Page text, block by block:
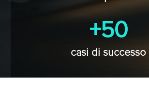
+50
casi di successo